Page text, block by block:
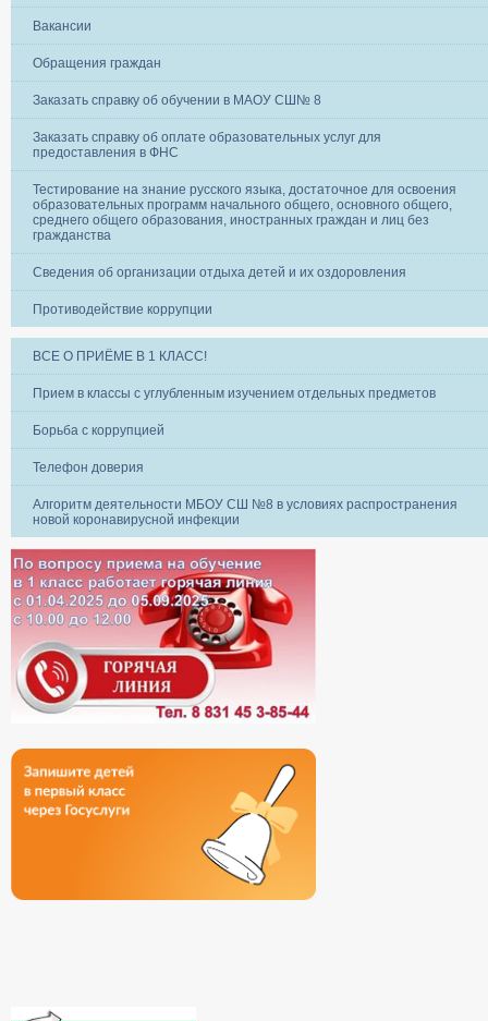
Вакансии
Обращения граждан
Заказать справку об обучении в МАОУ СШ№ 8
Заказать справку об оплате образовательных услуг для
предоставления в ФНС
Тестирование на знание русского языка, достаточное для освоения
образовательных программ начального общего, основного общего,
среднего общего образования, иностранных граждан и лиц без
гражданства
Сведения об организации отдыха детей и их оздоровления
Противодействие коррупции
ВСЕ О ПРИЁМЕ В 1 КЛАСС!
Прием в классы с углубленным изучением отдельных предметов
Борьба с коррупцией
Телефон доверия
Алгоритм деятельности МБОУ СШ №8 в условиях распространения
новой коронавирусной инфекции